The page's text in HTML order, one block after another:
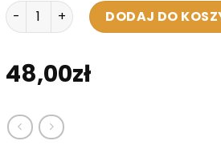
ilość Świąteczna koszulka - Xmas
DODAJ DO
48,00zł